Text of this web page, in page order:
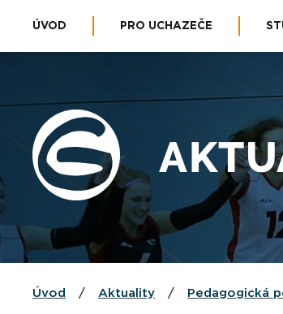
ÚVOD PRO UCHAZEČE
Úvod / Aktuality / Pedagogická